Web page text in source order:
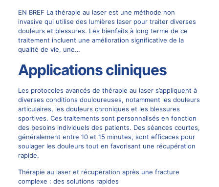
EN BREF La thérapie au laser est une méthode non
invasive qui utilise des lumières laser pour traiter diverses
douleurs et blessures. Les bienfaits à long terme de ce
traitement incluent une amélioration significative de la
qualité de vie, une…
Applications cliniques
Les protocoles avancés de thérapie au laser s’appliquent à
diverses conditions douloureuses, notamment les douleurs
articulaires, les douleurs chroniques et les blessures
sportives. Ces traitements sont personnalisés en fonction
des besoins individuels des patients. Des séances courtes,
généralement entre 10 et 15 minutes, sont efficaces pour
soulager les douleurs tout en favorisant une récupération
rapide.
Thérapie au laser et récupération après une fracture
complexe : des solutions rapides